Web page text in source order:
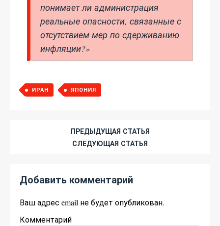
понимает ли администрация
реальные опасности, связанные с
отсутствием мер по сдерживанию
инфляции?»
ИРАН ЯПОНИЯ
ПРЕДЫДУЩАЯ СТАТЬЯ
СЛЕДУЮЩАЯ СТАТЬЯ
Добавить комментарий
Ваш адрес email не будет опубликован.
Комментарий